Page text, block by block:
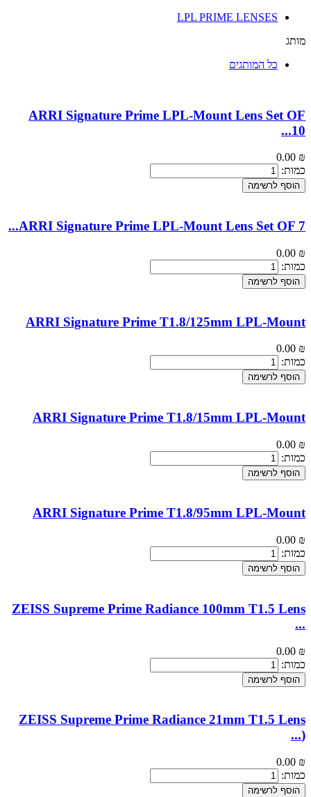
LPL PRIME LENSES
מותג
כל המותגים
ARRI Signature Prime LPL-Mount Lens Set OF
10
...
0.00 ₪
כמות:
הוסף לרשימה
ARRI Signature Prime LPL-Mount Lens Set OF 7
...
0.00 ₪
כמות:
הוסף לרשימה
ARRI Signature Prime T1.8/125mm LPL-Mount
0.00 ₪
כמות:
הוסף לרשימה
ARRI Signature Prime T1.8/15mm LPL-Mount
0.00 ₪
כמות:
הוסף לרשימה
ARRI Signature Prime T1.8/95mm LPL-Mount
0.00 ₪
כמות:
הוסף לרשימה
ZEISS Supreme Prime Radiance 100mm T1.5 Lens
...
0.00 ₪
כמות:
הוסף לרשימה
ZEISS Supreme Prime Radiance 21mm T1.5 Lens
(
...
0.00 ₪
כמות:
הוסף לרשימה